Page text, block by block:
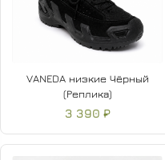
VANEDA низкие Чёрный
(Реплика)
3 390 ₽